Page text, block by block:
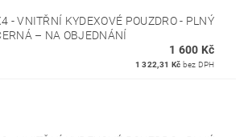
- VNITŘNÍ KYDEXOVÉ POUZDRO - PLNÝ
– NA OBJEDNÁNÍ
1 600 Kč
1 322,31 Kč bez DPH